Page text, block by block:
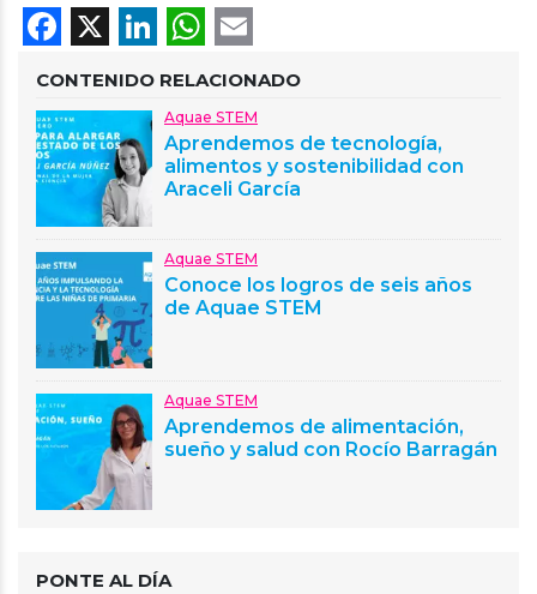
Facebook
X LinkedIn
WhatsApp
CONTENIDO RELACIONADO
Aquae STEM
Aprendemos de tecnología,
alimentos y sostenibilidad con
Araceli García
Aquae STEM
Conoce los logros de seis años
de Aquae STEM
Aquae STEM
Aprendemos de alimentación,
sueño y salud con Rocío Barragán
PONTE AL DÍA